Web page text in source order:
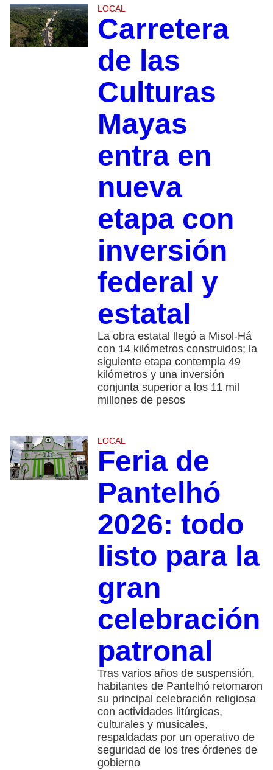
LOCAL
Carretera
de las
Culturas
Mayas
entra en
nueva
etapa con
inversión
federal y
estatal
La obra estatal llegó a Misol-Há
con 14 kilómetros construidos; la
siguiente etapa contempla 49
kilómetros y una inversión
conjunta superior a los 11 mil
millones de pesos
LOCAL
Feria de
Pantelhó
2026: todo
listo para la
gran
celebración
patronal
Tras varios años de suspensión,
habitantes de Pantelhó retomaron
su principal celebración religiosa
con actividades litúrgicas,
culturales y musicales,
respaldadas por un operativo de
seguridad de los tres órdenes de
gobierno